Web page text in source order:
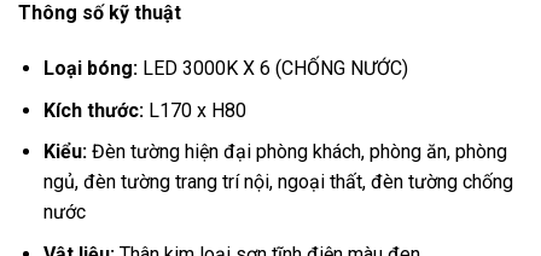
Thông số kỹ thuật
Loại bóng:LED 3000K X 6 (CHỐNG NƯỚC)
Kích thước:L170 x H80
Kiểu:Đèn tường hiện đại phòng khách, phòng ăn, phòng
ngủ, đèn tường trang trí nội, ngoại thất, đèn tường chống
nước